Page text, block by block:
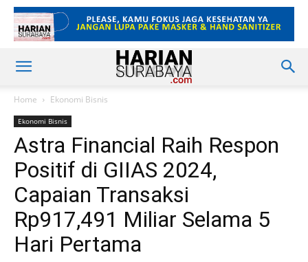
Home Ekonomi Bisnis
Ekonomi Bisnis
Astra Financial Raih Respon
Positif di GIIAS 2024,
Capaian Transaksi
Rp917,491 Miliar Selama 5
Hari Pertama